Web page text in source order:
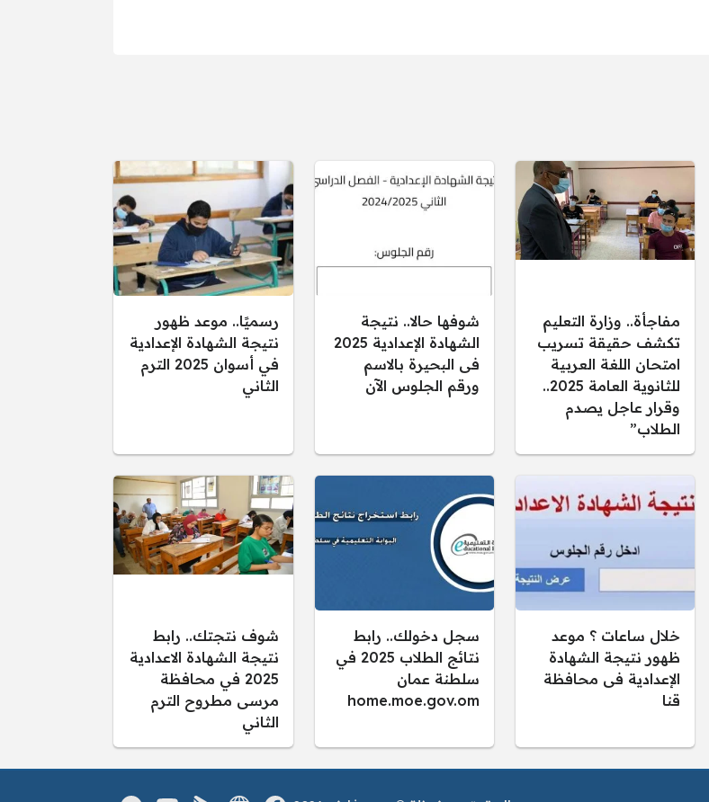
مفاجأة.. وزارة التعليم
تكشف حقيقة تسريب
امتحان اللغة العربية
للثانوية العامة 2025..
وقرار عاجل يصدم
الطلاب”
شوفها حالا.. نتيجة
الشهادة الإعدادية 2025
فى البحيرة بالاسم
ورقم الجلوس الآن
رسميًا.. موعد ظهور
نتيجة الشهادة الإعدادية
في أسوان 2025 الترم
الثاني
خلال ساعات ؟ موعد
ظهور نتيجة الشهادة
الإعدادية فى محافظة
قنا
سجل دخولك.. رابط
نتائج الطلاب 2025 في
سلطنة عمان
home.moe.gov.om
شوف نتجتك.. رابط
نتيجة الشهادة الاعدادية
2025 في محافظة
مرسى مطروح الترم
الثاني